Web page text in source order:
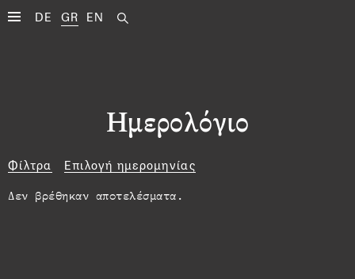
DE GR EN
Ημερολόγιο
Φίλτρα Επιλογή ημερομηνίας
Δεν βρέθηκαν αποτελέσματα.